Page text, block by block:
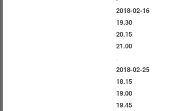
2018-02-16
19.30
20.15
21.00
.
2018-02-25
18.15
19.00
19.45